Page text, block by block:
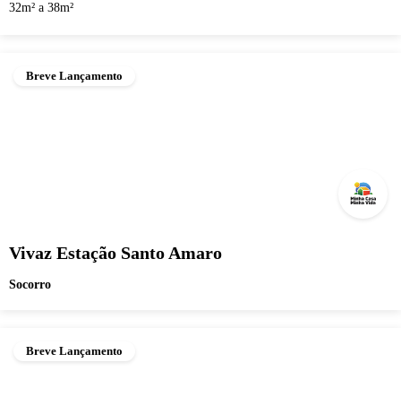
32m² a 38m²
Breve Lançamento
Vivaz Estação Santo Amaro
Socorro
Breve Lançamento